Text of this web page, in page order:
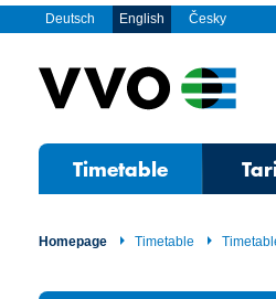
Deutsch English Česky
Timetable
Homepage Timetable